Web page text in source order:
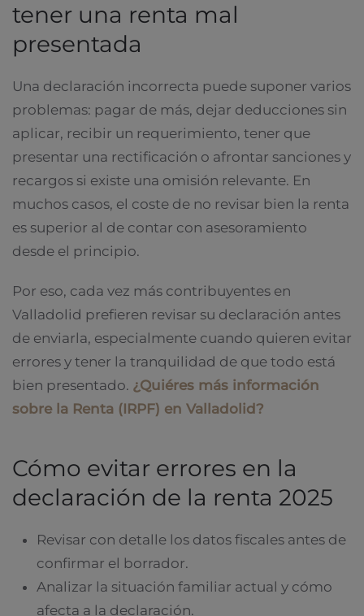
tener una renta mal
presentada
Una declaración incorrecta puede suponer varios
problemas: pagar de más, dejar deducciones sin
aplicar, recibir un requerimiento, tener que
presentar una rectificación o afrontar sanciones y
recargos si existe una omisión relevante. En
muchos casos, el coste de no revisar bien la renta
es superior al de contar con asesoramiento
desde el principio.
Por eso, cada vez más contribuyentes en
Valladolid prefieren revisar su declaración antes
de enviarla, especialmente cuando quieren evitar
errores y tener la tranquilidad de que todo está
bien presentado. ¿Quiéres más información
sobre la Renta (IRPF) en Valladolid?
Cómo evitar errores en la
declaración de la renta 2025
Revisar con detalle los datos fiscales antes de
confirmar el borrador.
Analizar la situación familiar actual y cómo
afecta a la declaración.